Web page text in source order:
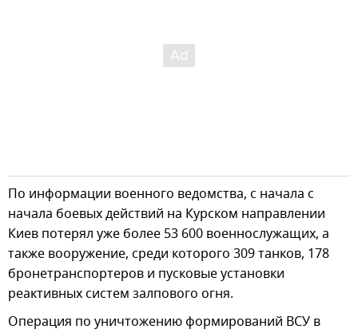
По информации военного ведомства, с начала с
начала боевых действий на Курском направлении
Киев потерял уже более 53 600 военнослужащих, а
также вооружение, среди которого 309 танков, 178
бронетранспортеров и пусковые установки
реактивных систем залпового огня.
Операция по уничтожению формирований ВСУ в